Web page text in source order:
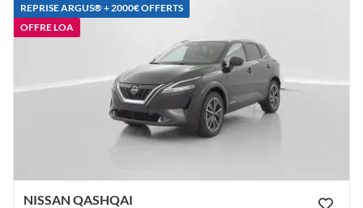
REPRISE ARGUS®️ + 2000€ OFFERTS
OFFRE LOA
NISSAN QASHQAI